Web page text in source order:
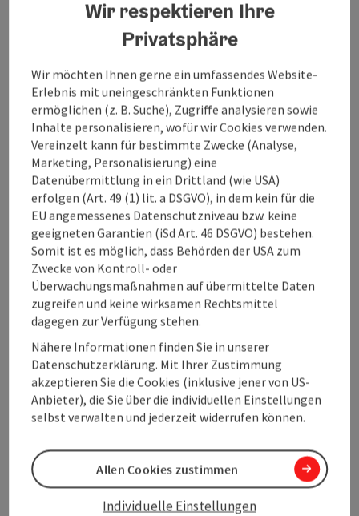
Vom Parkplatz gehen Sie der Sommermarkierung Nr.
614 folgend Richtung Hofalm. An der Hofalm vorbei
Normalweg. Über den bewaldeten, felsdurchsetzten
Rücken steigen Sie hoch, beachten Sie weiter oben im
freien Gelände besonders die Wechten. Im oberen
felsigen Teil ist es oft ratsam Steigeisen zu
verwenden, es ist oft abgeblasen. Folgen Sie
bergwärts der Sommermarkierung bis knapp unter
den Vorgipfel wo Sie nun nach links über ...
Beschreibung vollständig anzeigen
Tour und Routeninformationen
Anreise/Lage
Eignung
Barrierefreiheit
Wir respektieren Ihre
Privatsphäre
Wir möchten Ihnen gerne ein umfassendes Website-
Erlebnis mit uneingeschränkten Funktionen
ermöglichen (z. B. Suche), Zugriffe analysieren sowie
Inhalte personalisieren, wofür wir Cookies verwenden.
Vereinzelt kann für bestimmte Zwecke (Analyse,
Marketing, Personalisierung) eine
Datenübermittlung in ein Drittland (wie USA)
erfolgen (Art. 49 (1) lit. a DSGVO), in dem kein für die
EU angemessenes Datenschutzniveau bzw. keine
geeigneten Garantien (iSd Art. 46 DSGVO) bestehen.
Somit ist es möglich, dass Behörden der USA zum
Zwecke von Kontroll- oder
Überwachungsmaßnahmen auf übermittelte Daten
zugreifen und keine wirksamen Rechtsmittel
dagegen zur Verfügung stehen.
Nähere Informationen finden Sie in unserer
Datenschutzerklärung. Mit Ihrer Zustimmung
akzeptieren Sie die Cookies (inklusive jener von US-
Anbieter), die Sie über die individuellen Einstellungen
selbst verwalten und jederzeit widerrufen können.
Individuelle Einstellungen
Allen Cookies zustimmen